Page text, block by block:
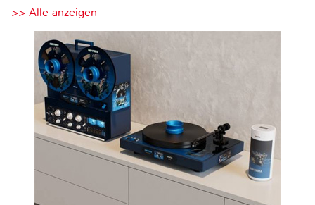
>> Alle anzeigen